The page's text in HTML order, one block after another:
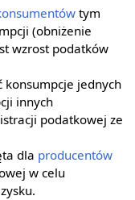
tym
(obniżenie
wzrost podatków
jednych
innych
podatkowej ze
dla producentów
w celu